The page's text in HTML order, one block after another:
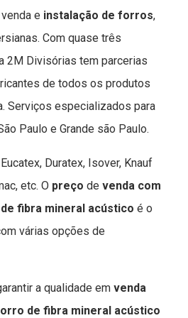
e instalação de forros,
Com quase três
2M Divisórias tem parcerias
de todos os produtos
Serviços especializados para
Paulo e Grande são Paulo.
Duratex, Isover, Knauf
etc. O preço devenda com
fibra mineral acústicoé o
várias opções de
a qualidade emvenda
de fibra mineral acústico